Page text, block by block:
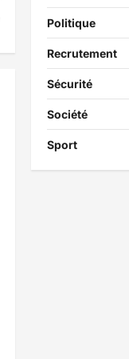
Politique
Recrutement
Sécurité
Société
Sport